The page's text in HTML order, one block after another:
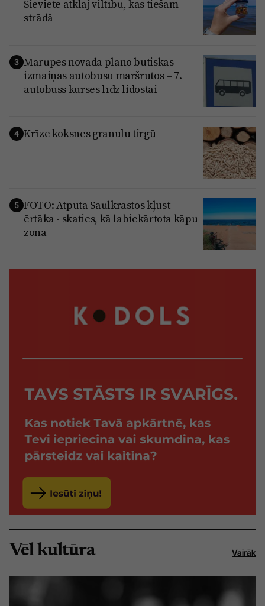
Sieviete atklāj viltību, kas tiešām
strādā
3 Mārupes novadā plāno būtiskas
izmaiņas autobusu maršrutos – 7.
autobuss kursēs līdz lidostai
4 Krīze koksnes granulu tirgū
5 FOTO: Atpūta Saulkrastos kļūst
ērtāka - skaties, kā labiekārtota kāpu
zona
Vēl kultūra Vairāk